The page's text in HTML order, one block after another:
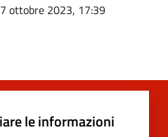
ottobre 2023, 17:39
le informazioni